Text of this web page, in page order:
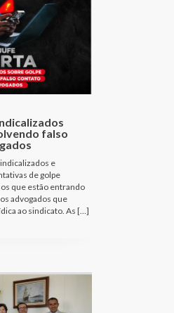
falso
e
de golpe
que estão entrando
advogados que
ao sindicato. As […]